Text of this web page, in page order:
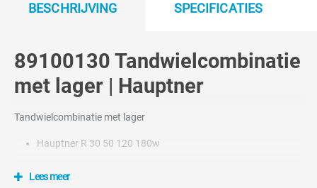
BESCHRIJVING SPECIFICATIES
89100130 Tandwielcombinatie
met lager | Hauptner
Tandwielcombinatie met lager
Hauptner R 30 50 120 180w
Lees meer